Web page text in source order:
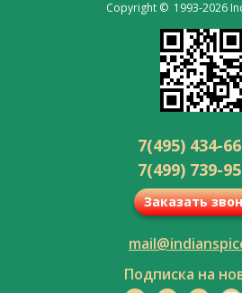
Copyright © 1993-2026
7(495) 434-
7(499) 739-
Заказать
Подписка на